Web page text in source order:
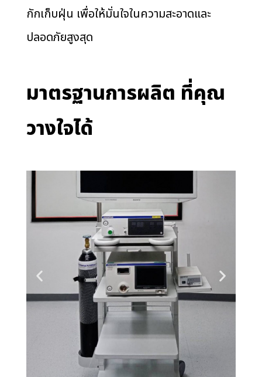
กักเก็บฝุ่น เพื่อให้มั่นใจในความสะอาดและ
ปลอดภัยสูงสุด
มาตรฐานการผลิต ที่คุณ
วางใจได้